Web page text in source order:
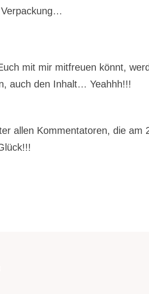
mit mir mitfreuen könnt,
auch den Inhalt… Yeahhh!!!
allen Kommentatoren, die am